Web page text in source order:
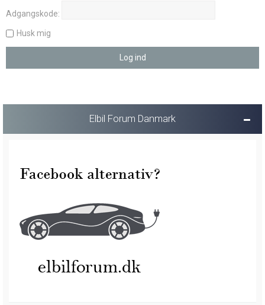
Adgangskode:
Husk mig
Elbil Forum Danmark